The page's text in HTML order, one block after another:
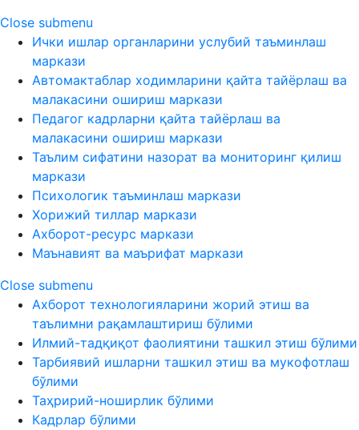
Close submenu
Ички ишлар органларини услубий таъминлаш
маркази
Автомактаблар ходимларини қайта тайёрлаш ва
малакасини ошириш маркази
Педагог кадрларни қайта тайёрлаш ва
малакасини ошириш маркази
Таълим сифатини назорат ва мониторинг қилиш
маркази
Психологик таъминлаш маркази
Хорижий тиллар маркази
Ахборот-ресурс маркази
Маънавият ва маърифат маркази
Close submenu
Ахборот технологияларини жорий этиш ва
таълимни рақамлаштириш бўлими
Илмий-тадқиқот фаолиятини ташкил этиш бўлими
Тарбиявий ишларни ташкил этиш ва мукофотлаш
бўлими
Таҳририй-ноширлик бўлими
Кадрлар бўлими